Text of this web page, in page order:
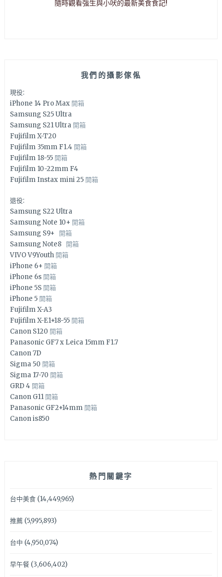
隨時觀看強生與小吠的最新美食食記!
我們的攝影傢俬
現役:
iPhone 14 Pro Max 開箱
Samsung S25 Ultra
Samsung S21 Ultra 開箱
Fujifilm X-T20
Fujifilm 35mm F1.4 開箱
Fujifilm 18-55 開箱
Fujifilm 10-22mm F4
Fujifilm Instax mini 25 開箱
退役:
Samsung S22 Ultra
Samsung Note 10+ 開箱
Samsung S9+ 開箱
Samsung Note8 開箱
VIVO V9Youth 開箱
iPhone 6+ 開箱
iPhone 6s 開箱
iPhone 5S 開箱
iPhone 5 開箱
Fujifilm X-A3
Fujifilm X-E1+18-55 開箱
Canon S120 開箱
Panasonic GF7 x Leica 15mm F1.7
Canon 7D
Sigma 50 開箱
Sigma 17-70 開箱
GRD 4 開箱
Canon G11 開箱
Panasonic GF2+14mm 開箱
Canon is850
熱門關鍵字
台中美食(14,449,965)
推薦(5,995,893)
台中 (4,950,074)
早午餐(3,606,402)